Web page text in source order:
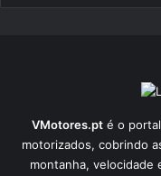
VMotores.pt é o
motorizados, cobrindo
montanha, velocidade